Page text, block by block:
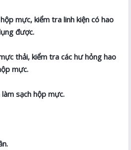
mực, kiểm tra linh kiện có hao
được.
thải, kiểm tra các hư hỏng hao
mực.
sạch hộp mực.